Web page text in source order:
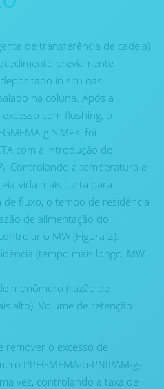
de transferência de cadeia)
previamente
in situ nas
na coluna. Após a
com flushing, o
g-SiMPs, foi
com a introdução do
Controlando a temperatura e
vida mais curta para
fluxo, o tempo de residência
de alimentação do
o MW (Figura 2).
(tempo mais longo, MW
monômero (razão de
alto). Volume de retenção
remover o excesso de
PPEGMEMA-b-PNIPAM-g-
vez, controlando a taxa de